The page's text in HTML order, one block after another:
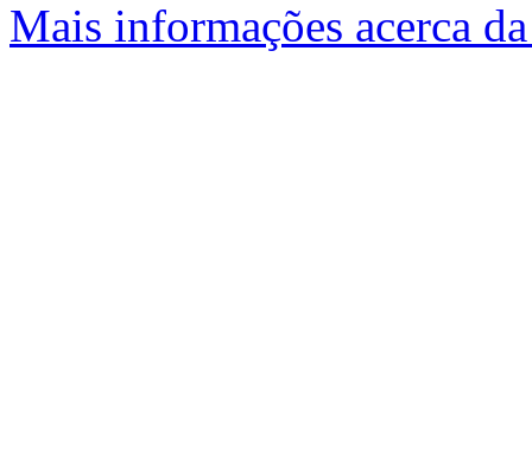
Mais informações acerca